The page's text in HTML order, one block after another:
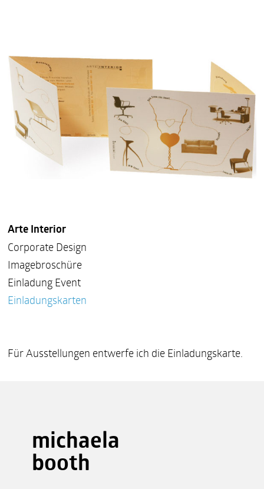
Arte Interior
Corporate Design
Imagebroschüre
Einladung Event
Einladungskarten
Für Ausstellungen entwerfe ich die Einladungskarte.
michaela
booth